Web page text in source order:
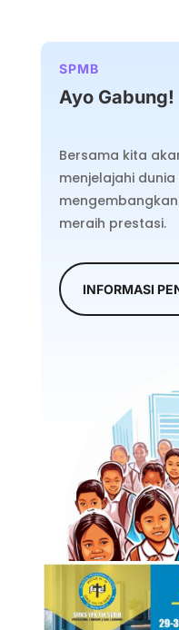
SPMB
Ayo Gabung!
Bersama kita
menjelajahi
meraih prestasi.
INFORMASI